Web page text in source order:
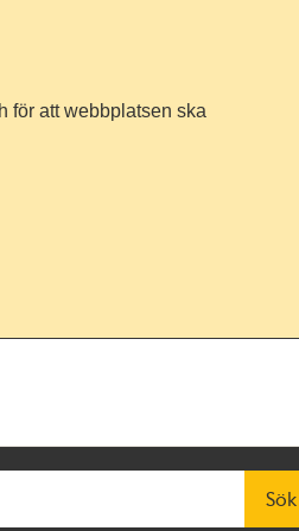
för att webbplatsen ska
Sök